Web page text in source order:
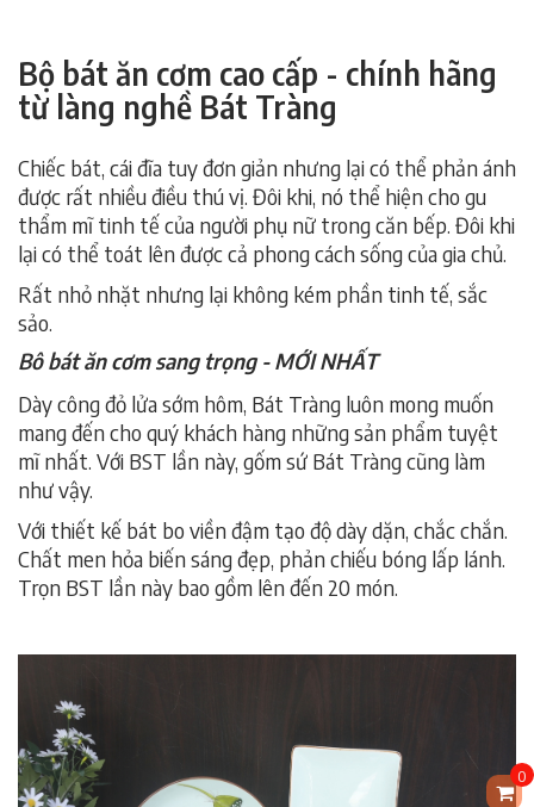
0
Bộ bát ăn cơm cao cấp - chính hãng
từ làng nghề Bát Tràng
Chiếc bát, cái đĩa tuy đơn giản nhưng lại có thể phản ánh
được rất nhiều điều thú vị. Đôi khi, nó thể hiện cho gu
thẩm mĩ tinh tế của người phụ nữ trong căn bếp. Đôi khi
lại có thể toát lên được cả phong cách sống của gia chủ.
Rất nhỏ nhặt nhưng lại không kém phần tinh tế, sắc
sảo.
Bô bát ăn cơm sang trọng - MỚI NHẤT
Dày công đỏ lửa sớm hôm, Bát Tràng luôn mong muốn
mang đến cho quý khách hàng những sản phẩm tuyệt
mĩ nhất. Với BST lần này, gốm sứ Bát Tràng cũng làm
như vậy.
Với thiết kế bát bo viền đậm tạo độ dày dặn, chắc chắn.
Chất men hỏa biến sáng đẹp, phản chiếu bóng lấp lánh.
Trọn BST lần này bao gồm lên đến 20 món.